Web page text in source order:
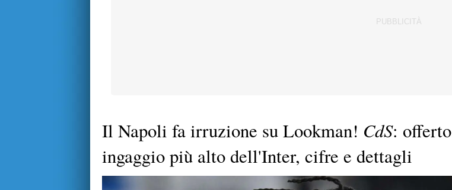
Il Napoli fa irruzione su Lookman! CdS: offerto
ingaggio più alto dell'Inter, cifre e dettagli